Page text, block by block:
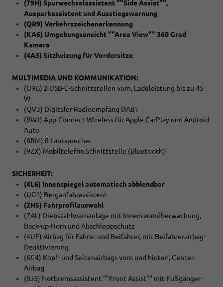
(79H) Spurwechselassistent ""Side Assist"",
Ausparkassistent und Ausstiegswarnung
(QR9) Verkehrszeichenerkennung
(KA6) Umgebungsansicht ""Area View"" 360 Grad
Kamera
(4A3) Sitzheizung für Vordersitze
MULTIMEDIA UND KOMMUNIKATION:
(U9G) 2 USB-C-Schnittstellen vorn, Ladeleistung bis zu 45
W
(QV3) Digitaler Radioempfang DAB+
(9WJ) App-Connect Wireless für Apple CarPlay und Android
Auto
(8RM) 8 Lautsprecher
(9ZX) Mobiltelefon Schnittstelle (Bluetooth)
SICHERHEIT:
(4L6) Innenspiegel automatisch abblendbar
(UG1) Berganfahrassistent
(2H5) Fahrprofilauswahl
(7AL) Diebstahlwarnanlage mit Innenraumüberwachung,
Back-up-Horn und Abschleppschutz
(4UF) Airbag für Fahrer und Beifahrer, mit Beifahrerairbag-
Deaktivierung
(6C4) Kopf- und Seitenairbags vorn und hinten, Center-
Airbag
(8J5) Notbremsassistent ""Front Assist"" mit Fußgänger-